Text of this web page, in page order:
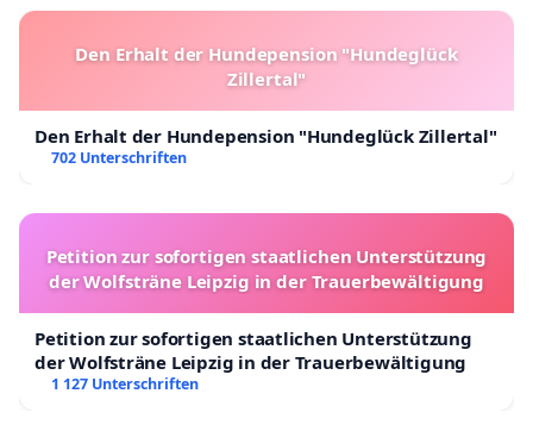
Den Erhalt der Hundepension "Hundeglück
Zillertal"
Den Erhalt der Hundepension "Hundeglück Zillertal"
702 Unterschriften
Petition zur sofortigen staatlichen Unterstützung
der Wolfsträne Leipzig in der Trauerbewältigung
Petition zur sofortigen staatlichen Unterstützung
der Wolfsträne Leipzig in der Trauerbewältigung
1 127 Unterschriften